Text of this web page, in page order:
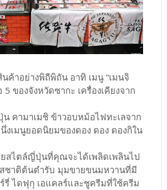
ค้าอย่างพิถีพิถัน อาทิ เมนู “เมนจิ
5 ของจังหวัดซากะ เครื่องเคียงจาก
คามาเมชิ ข้าวอบหม้อไฟทะเลจาก
งเมนูยอดนิยมของดอง ดอง ดองกิใน
ยสไตล์ญี่ปุ่นที่คุณจะได้เพลิดเพลินไป
ชาติต้นตำรับ มุมขายขนมหวานที่มี
รี่ ไดฟุกุ เอแคลร์และชูครีมที่ใช้ครีม